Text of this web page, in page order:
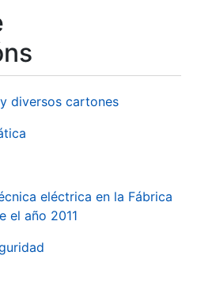
diversos cartones
eléctrica en la Fábrica
el año 2011